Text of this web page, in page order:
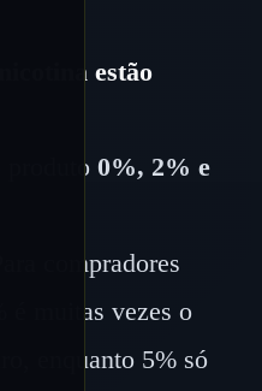
estão
produto 0%, 2% e
compradores
é muitas vezes o
enquanto 5% só